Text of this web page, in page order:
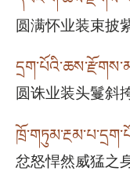
圆满怀业装束披
圆诛业装头鬘斜
忿怒悍然威猛之